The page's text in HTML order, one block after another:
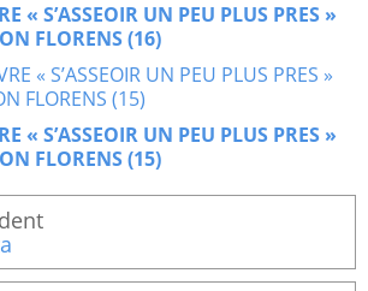
« S’ASSEOIR UN PEU PLUS PRES »
FLORENS (16)
« S’ASSEOIR UN PEU PLUS PRES »
FLORENS (15)